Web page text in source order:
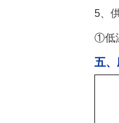
5、
①低
五、